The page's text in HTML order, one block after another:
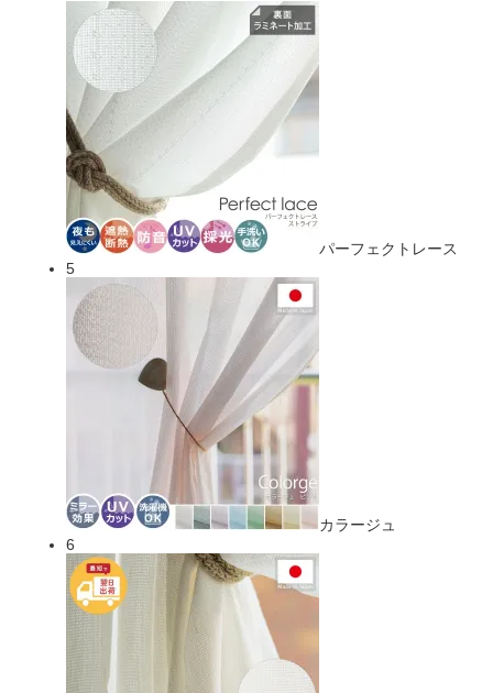
パーフェクトレース
5
カラージュ
6